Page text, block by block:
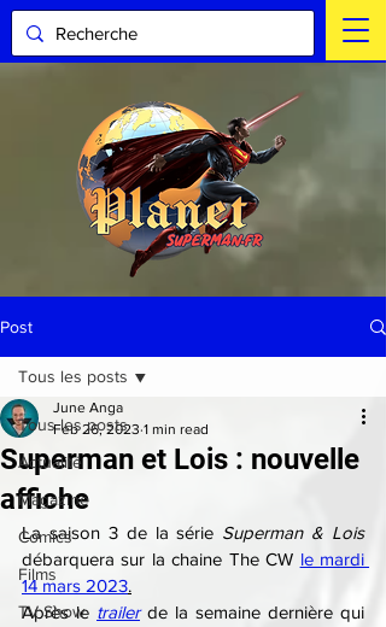
Post
Tous les posts
Actualité
Magazine
Comics
Films
TV Show
Tous les posts
Superman et Lois : nouvelle
affiche
June Anga
Feb 26, 2023 1 min read
La saison 3 de la série Superman & Lois
débarquera sur la chaine The CW le mardi
14 mars 2023.
Après le trailer de la semaine dernière qui